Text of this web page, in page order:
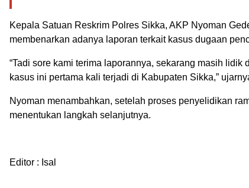
Kepala Satuan Reskrim Polres Sikka, AKP Nyoman
membenarkan adanya laporan terkait kasus dugaan
“Tadi sore kami terima laporannya, sekarang masih lidik
kasus ini pertama kali terjadi di Kabupaten Sikka,”
Nyoman menambahkan, setelah proses penyelidikan
menentukan langkah selanjutnya.
Editor : Isal